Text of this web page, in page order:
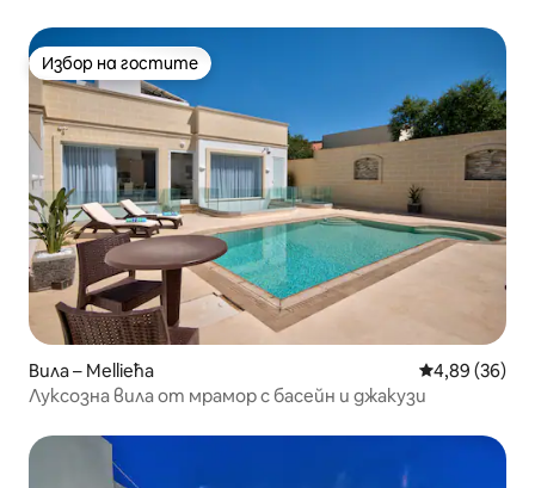
Избор на гостите
Избор на гостите
Вила – Mellieħa Средна
4,89 (36)
Луксозна вила от мрамор с басейн и джакузи